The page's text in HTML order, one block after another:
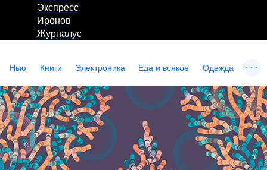
Экспресс
Иронов
Журналус
Нью Книги Электроника Еда и всякое Одежда ...